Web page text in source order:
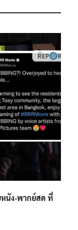
หนัง-พากย์สด ที่